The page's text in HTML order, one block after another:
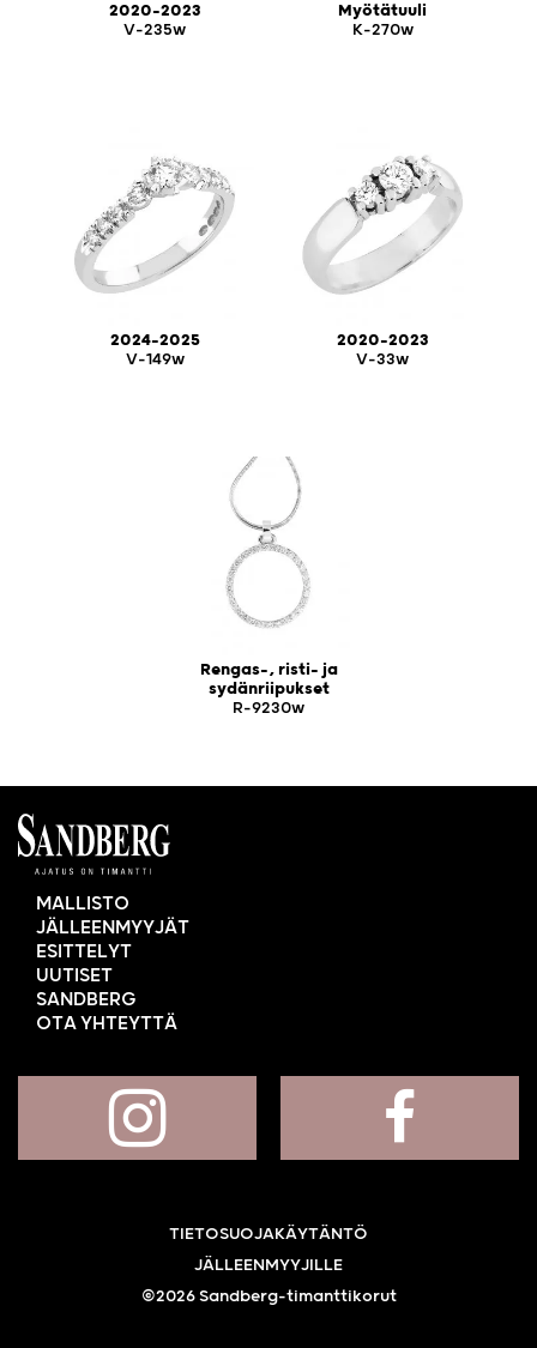
2020-2023
V-235w
Myötätuuli
K-270w
2024-2025
V-149w
2020-2023
V-33w
Rengas-, risti- ja
sydänriipukset
R-9230w
MALLISTO
JÄLLEENMYYJÄT
ESITTELYT
UUTISET
SANDBERG
OTA YHTEYTTÄ
TIETOSUOJAKÄYTÄNTÖ
JÄLLEENMYYJILLE
©2026 Sandberg-timanttikorut